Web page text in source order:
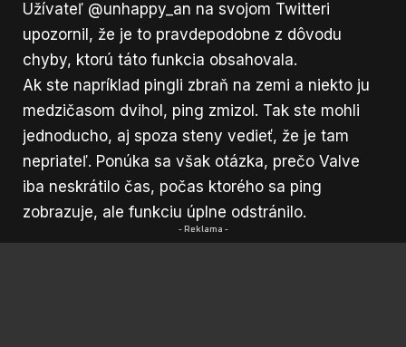
Užívateľ @unhappy_an na svojom Twitteri
upozornil, že je to pravdepodobne z dôvodu
chyby, ktorú táto funkcia obsahovala.
Ak ste napríklad pingli zbraň na zemi a niekto ju
medzičasom dvihol, ping zmizol. Tak ste mohli
jednoducho, aj spoza steny vedieť, že je tam
nepriateľ. Ponúka sa však otázka, prečo Valve
iba neskrátilo čas, počas ktorého sa ping
zobrazuje, ale funkciu úplne odstránilo.
- Reklama -